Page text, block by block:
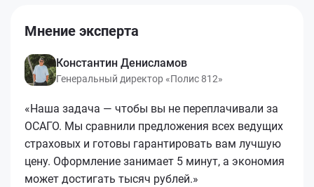
Мнение эксперта
Константин Денисламов
Генеральный директор «Полис 812»
«Наша задача — чтобы вы не переплачивали за
ОСАГО. Мы сравнили предложения всех ведущих
страховых и готовы гарантировать вам лучшую
цену. Оформление занимает 5 минут, а экономия
может достигать тысяч рублей.»